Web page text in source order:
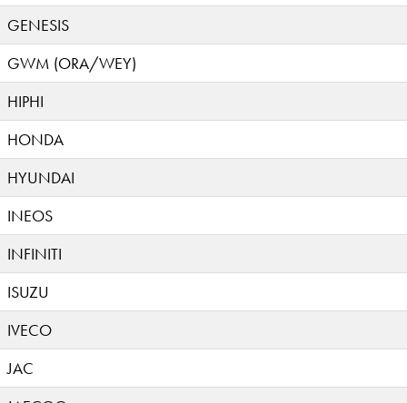
GENESIS
GWM (ORA/WEY)
HIPHI
HONDA
HYUNDAI
INEOS
INFINITI
ISUZU
IVECO
JAC